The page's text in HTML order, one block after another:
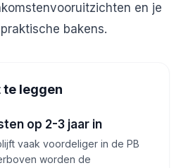
en je
bakens.
te leggen
op 2-3 jaar in
vaak voordeliger in de PB
worden de